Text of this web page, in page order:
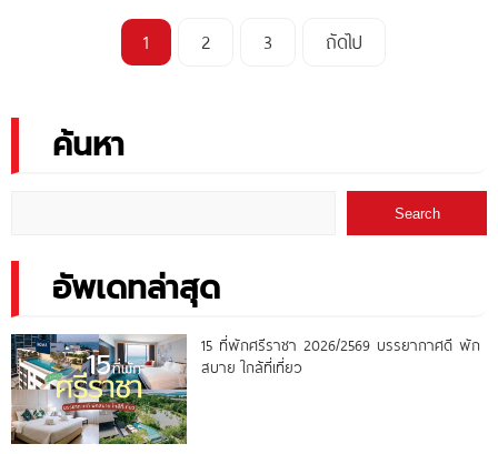
1 2 3 ถัดไป
ค้นหา
Search
อัพเดทล่าสุด
15 ที่พักศรีราชา 2026/2569 บรรยากาศดี พัก
สบาย ใกล้ที่เที่ยว